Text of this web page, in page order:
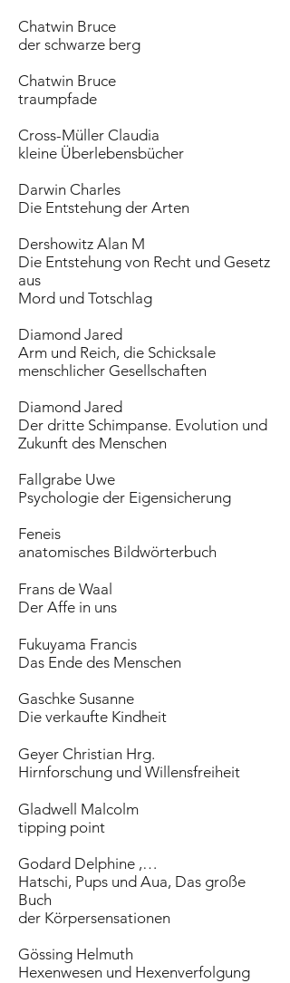
Chatwin Bruce
der schwarze berg
Chatwin Bruce
traumpfade
Cross-Müller Claudia
kleine Überlebensbücher
Darwin Charles
Die Entstehung der Arten
Dershowitz Alan M
Die Entstehung von Recht und Gesetz
aus
Mord und Totschlag
Diamond Jared
Arm und Reich, die Schicksale
menschlicher Gesellschaften
Diamond Jared
Der dritte Schimpanse. Evolution und
Zukunft des Menschen
Fallgrabe Uwe
Psychologie der Eigensicherung
Feneis
anatomisches Bildwörterbuch
Frans de Waal
Der Affe in uns
Fukuyama Francis
Das Ende des Menschen
Gaschke Susanne
Die verkaufte Kindheit
Geyer Christian Hrg.
Hirnforschung und Willensfreiheit
Gladwell Malcolm
tipping point
Godard Delphine ,…
Hatschi, Pups und Aua, Das große
Buch
der Körpersensationen
Gössing Helmuth
Hexenwesen und Hexenverfolgung